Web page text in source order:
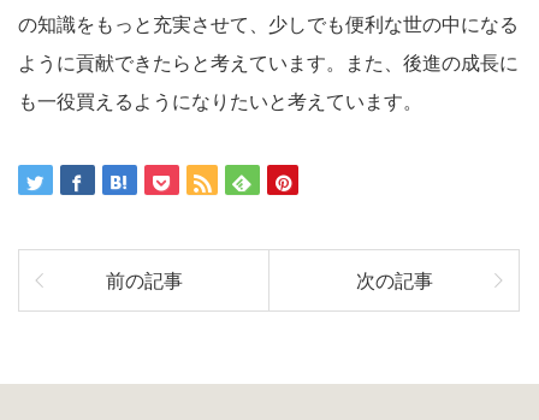
の知識をもっと充実させて、少しでも便利な世の中になる
ように貢献できたらと考えています。また、後進の成長に
も一役買えるようになりたいと考えています。
前の記事 次の記事